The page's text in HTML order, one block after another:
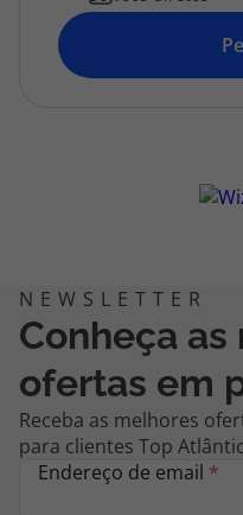
Conheça
ofertas em
Receba as melhores
para clientes Top
Endereço de email *